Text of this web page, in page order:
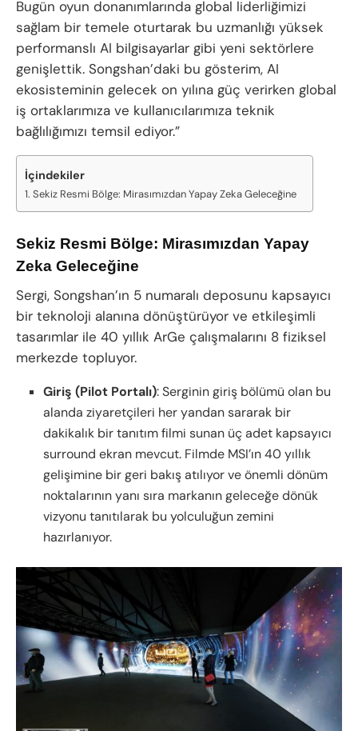
Bugün oyun donanımlarında global liderliğimizi
sağlam bir temele oturtarak bu uzmanlığı yüksek
performanslı AI bilgisayarlar gibi yeni sektörlere
genişlettik. Songshan’daki bu gösterim, AI
ekosisteminin gelecek on yılına güç verirken global
iş ortaklarımıza ve kullanıcılarımıza teknik
bağlılığımızı temsil ediyor.”
İçindekiler
Sekiz Resmi Bölge: Mirasımızdan Yapay Zeka Geleceğine
Sekiz Resmi Bölge: Mirasımızdan Yapay
Zeka Geleceğine
Sergi, Songshan’ın 5 numaralı deposunu kapsayıcı
bir teknoloji alanına dönüştürüyor ve etkileşimli
tasarımlar ile 40 yıllık ArGe çalışmalarını 8 fiziksel
merkezde topluyor.
Giriş (Pilot Portalı): Serginin giriş bölümü olan bu
alanda ziyaretçileri her yandan sararak bir
dakikalık bir tanıtım filmi sunan üç adet kapsayıcı
surround ekran mevcut. Filmde MSI’ın 40 yıllık
gelişimine bir geri bakış atılıyor ve önemli dönüm
noktalarının yanı sıra markanın geleceğe dönük
vizyonu tanıtılarak bu yolculuğun zemini
hazırlanıyor.